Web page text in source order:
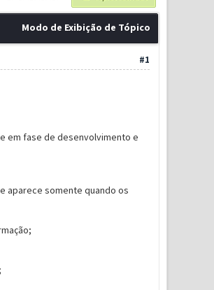
Modo de Exibição de Tópico
#1
em fase de desenvolvimento e
aparece somente quando os